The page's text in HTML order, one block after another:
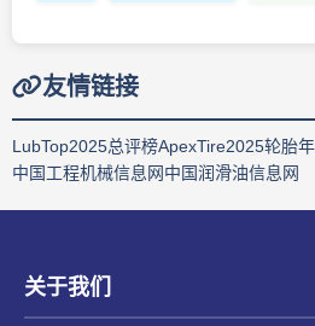
友情链接
LubTop2025总评榜ApexTire2025轮胎
中国工程机械信息网中国润滑油信息网
关于我们